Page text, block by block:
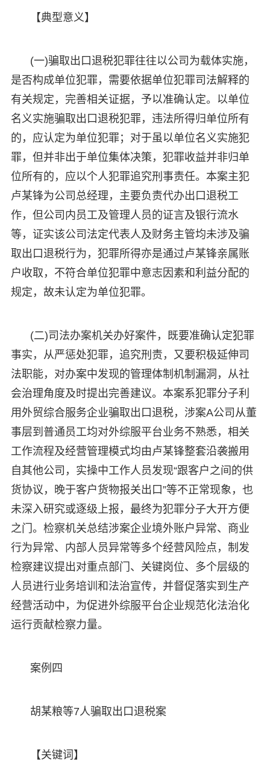
【典型意义】
(一)骗取出口退税犯罪往往以公司为载体实施，
是否构成单位犯罪，需要依据单位犯罪司法解释的
有关规定，完善相关证据，予以准确认定。以单位
名义实施骗取出口退税犯罪，违法所得归单位所有
的，应认定为单位犯罪；对于虽以单位名义实施犯
罪，但并非出于单位集体决策，犯罪收益并非归单
位所有的，应以个人犯罪追究刑事责任。本案主犯
卢某锋为公司总经理，主要负责代办出口退税工
作，但公司内员工及管理人员的证言及银行流水
等，证实该公司法定代表人及财务主管均未涉及骗
取出口退税行为，犯罪所得亦是通过卢某锋亲属账
户收取，不符合单位犯罪中意志因素和利益分配的
规定，故未认定为单位犯罪。
(二)司法办案机关办好案件，既要准确认定犯罪
事实，从严惩处犯罪，追究刑责，又要积极延伸司
法职能，对办案中发现的管理体制机制漏洞，从社
会治理角度及时提出完善建议。本案系犯罪分子利
用外贸综合服务企业骗取出口退税，涉案A公司从董
事层到普通员工均对外综服平台业务不熟悉，相关
工作流程及经营管理模式均由卢某锋整套沿袭搬用
自其他公司，实操中工作人员发现“跟客户之间的供
货协议，晚于客户货物报关出口”等不正常现象，也
未深入研究或逐级上报，最终为犯罪分子大开方便
之门。检察机关总结涉案企业境外账户异常、商业
行为异常、内部人员异常等多个经营风险点，制发
检察建议提出对重点部门、关键岗位、多个层级的
人员进行业务培训和法治宣传，并督促落实到生产
经营活动中，为促进外综服平台企业规范化法治化
运行贡献检察力量。
案例四
胡某粮等7人骗取出口退税案
【关键词】